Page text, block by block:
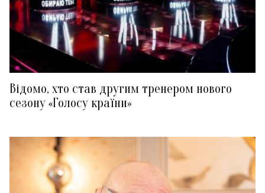
Відомо, хто став другим тренером нового
сезону «Голосу країни»